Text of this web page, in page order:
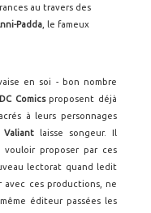
au travers des
Padda , le fameux
en soi - bon nombre
DC Comicsproposent déjà
à leurs personnages
Valiant
laisse songeur. Il
proposer par ces
lectorat quand ledit
ces productions, ne
éditeur passées les